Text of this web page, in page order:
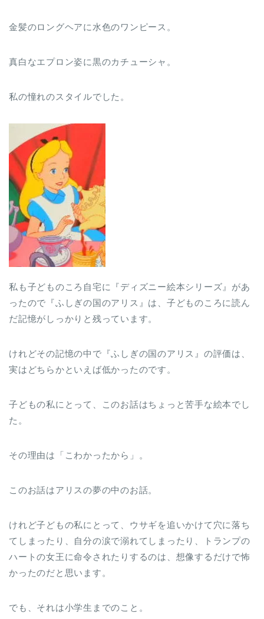
金髪のロングヘアに水色のワンピース。
真白なエプロン姿に黒のカチューシャ。
私の憧れのスタイルでした。
私も子どものころ自宅に『ディズニー絵本シリーズ』があ
ったので『ふしぎの国のアリス』は、子どものころに読ん
だ記憶がしっかりと残っています。
けれどその記憶の中で『ふしぎの国のアリス』の評価は、
実はどちらかといえば低かったのです。
子どもの私にとって、このお話はちょっと苦手な絵本でし
た。
その理由は「こわかったから」。
このお話はアリスの夢の中のお話。
けれど子どもの私にとって、ウサギを追いかけて穴に落ち
てしまったり、自分の涙で溺れてしまったり、トランプの
ハートの女王に命令されたりするのは、想像するだけで怖
かったのだと思います。
でも、それは小学生までのこと。